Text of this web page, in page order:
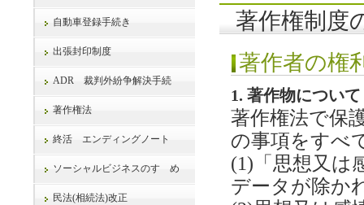
著作権制度
著作者の権
1. 著作物について
著作権法で保
の事項をすべ
(1)「思想又は
データが除か
自動車登録手続き
出張封印制度
ADR 裁判外紛争解決手続
著作権法
終活 エンディングノート
ソーシャルビジネスのすゝめ
民法(相続法)改正